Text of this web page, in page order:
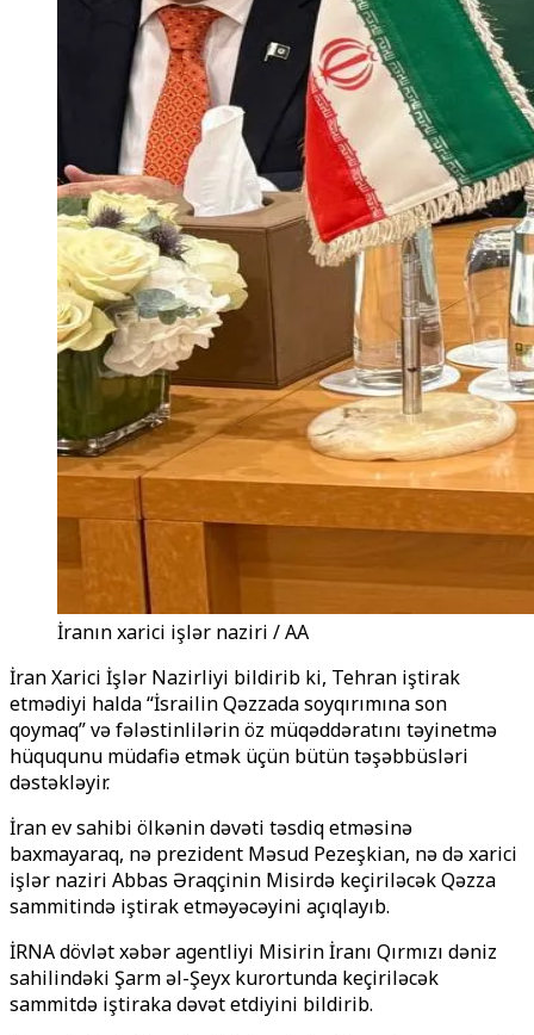
İranın xarici işlər naziri / AA
İran Xarici İşlər Nazirliyi bildirib ki, Tehran iştirak
etmədiyi halda “İsrailin Qəzzada soyqırımına son
qoymaq” və fələstinlilərin öz müqəddəratını təyinetmə
hüququnu müdafiə etmək üçün bütün təşəbbüsləri
dəstəkləyir.
İran ev sahibi ölkənin dəvəti təsdiq etməsinə
baxmayaraq, nə prezident Məsud Pezeşkian, nə də xarici
işlər naziri Abbas Əraqçinin Misirdə keçiriləcək Qəzza
sammitində iştirak etməyəcəyini açıqlayıb.
İRNA dövlət xəbər agentliyi Misirin İranı Qırmızı dəniz
sahilindəki Şarm əl-Şeyx kurortunda keçiriləcək
sammitdə iştiraka dəvət etdiyini bildirib.